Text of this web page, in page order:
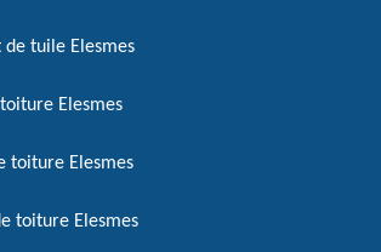
de tuile Elesmes
Elesmes
toiture Elesmes
toiture Elesmes